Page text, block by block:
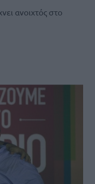
ανοιχτός στο